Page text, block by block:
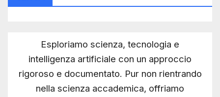
Esploriamo scienza, tecnologia e
intelligenza artificiale con un approccio
rigoroso e documentato. Pur non rientrando
nella scienza accademica, offriamo